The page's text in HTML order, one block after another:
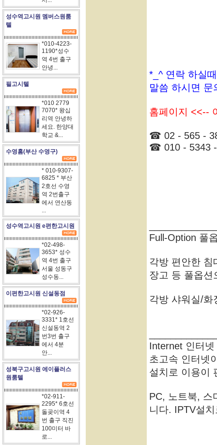
성수역고시원 멤버스원룸
텔
*010-4223-
1190*성수
역 4번 출구
안녕...
필고시텔
*010 2779
7070* 왕십
리역 안녕하
세요. 한양대
학교 &...
수영홈(부산 수영구)
* 010-9307-
6825 * 부산
2호선 수영
역 2번출구
에서 연산동
...
성수역고시원 e편한고시원
*02-498-
3653* 성수
역 4번 출구
서울 성동구
성수동...
이편한고시원 신설동점
*02-926-
3331* 1호선
신설동역 2
번3번 출구
에서 4분
안...
성북구고시원 에이플러스
원룸텔
*02-911-
2295* 6호선
돌곶이역 4
번 출구 직진
100미터 바
로...
*_^ 연락 하실
말씀 하시면 문
홈페이지 <<--
☎ 02 - 565 -
☎ 010 - 5343
Full-Option 풀
각방 편안한 침
장고 등 풀옵션
각방 샤워실/화
Internet 인터넷
초고속 인터넷
설치로 이용이
PC, 노트북, 스
니다. IPTV설